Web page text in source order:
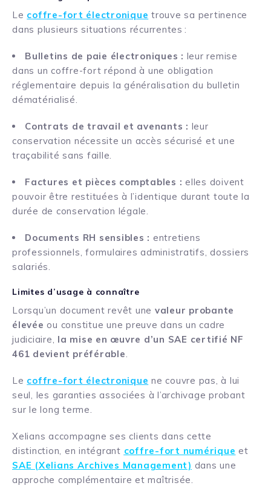
Le coffre-fort électronique trouve sa pertinence
dans plusieurs situations récurrentes :
Bulletins de paie électroniques : leur remise
dans un coffre-fort répond à une obligation
réglementaire depuis la généralisation du bulletin
dématérialisé.
Contrats de travail et avenants : leur
conservation nécessite un accès sécurisé et une
traçabilité sans faille.
Factures et pièces comptables : elles doivent
pouvoir être restituées à l’identique durant toute la
durée de conservation légale.
Documents RH sensibles : entretiens
professionnels, formulaires administratifs, dossiers
salariés.
Limites d’usage à connaître
Lorsqu’un document revêt une valeur probante
élevée ou constitue une preuve dans un cadre
judiciaire, la mise en œuvre d’un SAE certifié NF
461 devient préférable.
Le coffre-fort électronique ne couvre pas, à lui
seul, les garanties associées à l’archivage probant
sur le long terme.
Xelians accompagne ses clients dans cette
distinction, en intégrant coffre-fort numérique et
SAE (Xelians Archives Management) dans une
approche complémentaire et maîtrisée.